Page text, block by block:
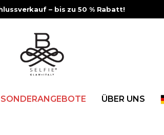
– bis zu 50 % Rabatt!
SONDERANGEBOTE ÜBER UNS